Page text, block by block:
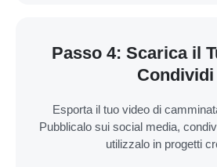
Passo 4: Scarica il
Condividi
Esporta il tuo video di
Pubblicalo sui social media,
utilizzalo in progetti